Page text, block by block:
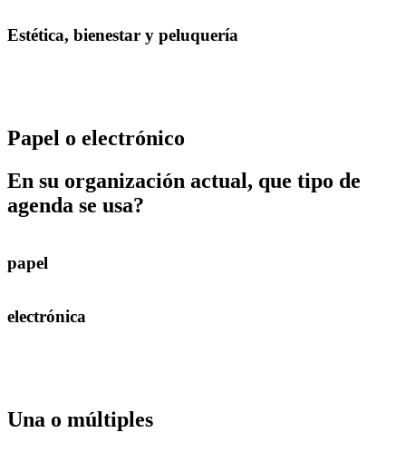
Estética, bienestar y peluquería
Papel o electrónico
En su organización actual, que tipo de
agenda se usa?
papel
electrónica
Una o múltiples